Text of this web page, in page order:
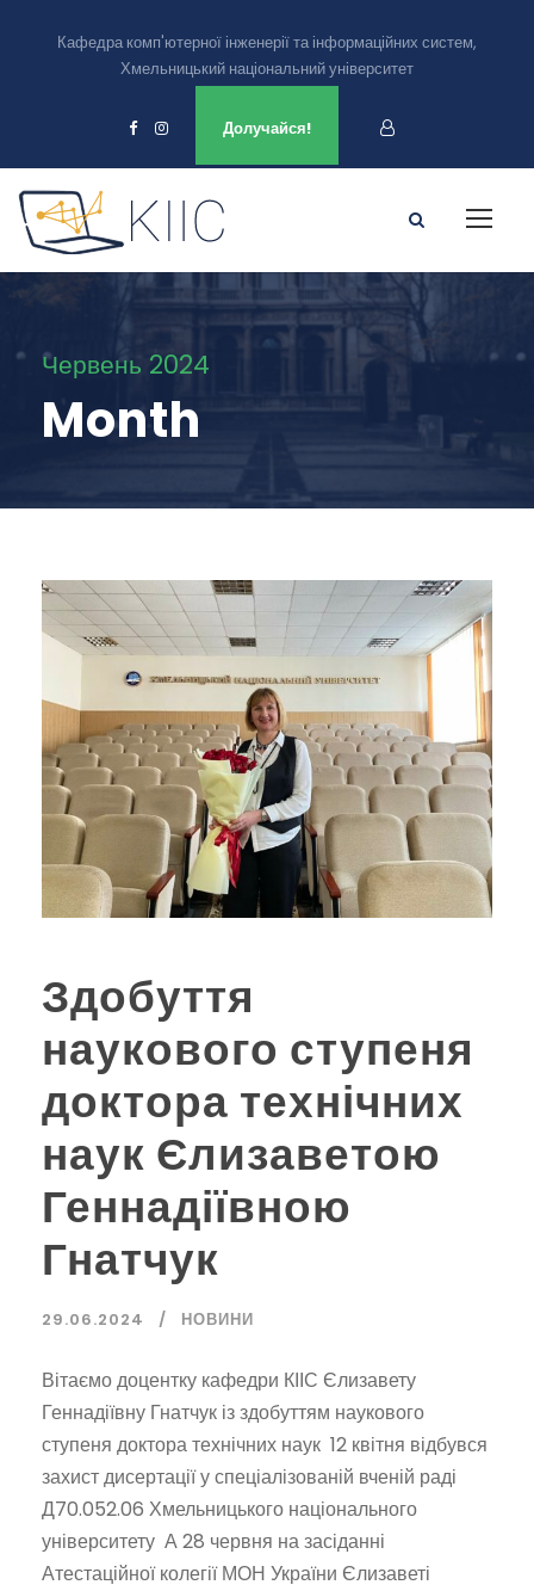
Кафедра комп'ютерної інженерії та інформаційних систем,
Хмельницький національний університет
Долучайся!
Червень 2024
Month
Здобуття
наукового ступеня
доктора технічних
наук Єлизаветою
Геннадіївною
Гнатчук
29.06.2024 НОВИНИ
Вітаємо доцентку кафедри КІІС Єлизавету
Геннадіївну Гнатчук із здобуттям наукового
ступеня доктора технічних наук 12 квітня відбувся
захист дисертації у спеціалізованій вченій раді
Д70.052.06 Хмельницького національного
університету А 28 червня на засіданні
Атестаційної колегії МОН України Єлизаветі